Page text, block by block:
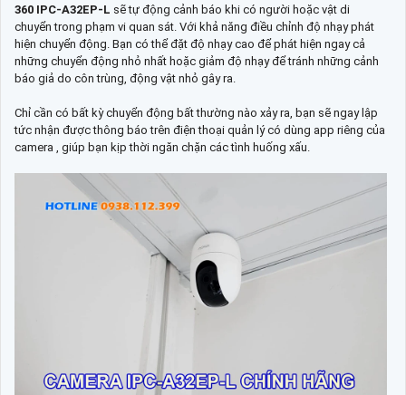
360 IPC-A32EP-L sẽ tự động cảnh báo khi có người hoặc vật di
chuyển trong phạm vi quan sát. Với khả năng điều chỉnh độ nhạy phát
hiện chuyển động. Bạn có thể đặt độ nhạy cao để phát hiện ngay cả
những chuyển động nhỏ nhất hoặc giảm độ nhạy để tránh những cảnh
báo giả do côn trùng, động vật nhỏ gây ra.
Chỉ cần có bất kỳ chuyển động bất thường nào xảy ra, bạn sẽ ngay lập
tức nhận được thông báo trên điện thoại quản lý có dùng app riêng của
camera , giúp bạn kịp thời ngăn chặn các tình huống xấu.